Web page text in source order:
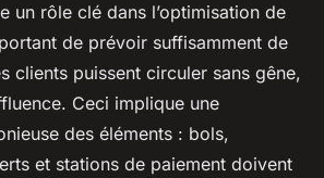
un rôle clé dans l’optimisation de
de prévoir suffisamment de
clients puissent circuler sans gêne,
Ceci implique une
des éléments : bols,
et stations de paiement doivent